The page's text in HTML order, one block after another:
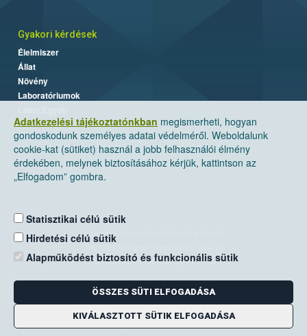
Adatkezelési tájékoztatónkban megismerheti, hogyan
gondoskodunk személyes adatai védelméről. Weboldalunk
cookie-kat (sütiket) használ a jobb felhasználói élmény
érdekében, melynek biztosításához kérjük, kattintson az
„Elfogadom” gombra.
Statisztikai célú sütik
Hirdetési célú sütik
Alapműködést biztosító és funkcionális sütik
ÖSSZES SÜTI ELFOGADÁSA
KIVÁLASZTOTT SÜTIK ELFOGADÁSA
Gyakori kérdések
Élelmiszer
Állat
Növény
Laboratóriumok
Nemzeti Élelmiszerlánc-biztonsági Hivatal
Levelezési cím: 1525 Budapest. Pf. 30.
E-mail:ugyfelszolgalat@nebih.gov.hu
Zöld szám: 06-80/263-244
Telefon: 06-1/ 336-9000